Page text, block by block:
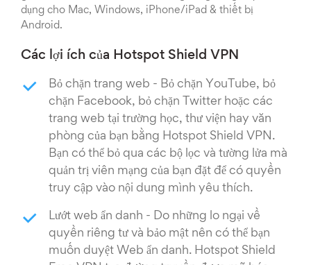
dụng cho Mac, Windows, iPhone/iPad & thiết bị
Android.
Các lợi ích của Hotspot Shield VPN
Bỏ chặn trang web - Bỏ chặn YouTube, bỏ
chặn Facebook, bỏ chặn Twitter hoặc các
trang web tại trường học, thư viện hay văn
phòng của bạn bằng Hotspot Shield VPN.
Bạn có thể bỏ qua các bộ lọc và tường lửa mà
quản trị viên mạng của bạn đặt để có quyền
truy cập vào nội dung mình yêu thích.
Lướt web ẩn danh - Do những lo ngại về
quyền riêng tư và bảo mật nên có thể bạn
muốn duyệt Web ẩn danh. Hotspot Shield